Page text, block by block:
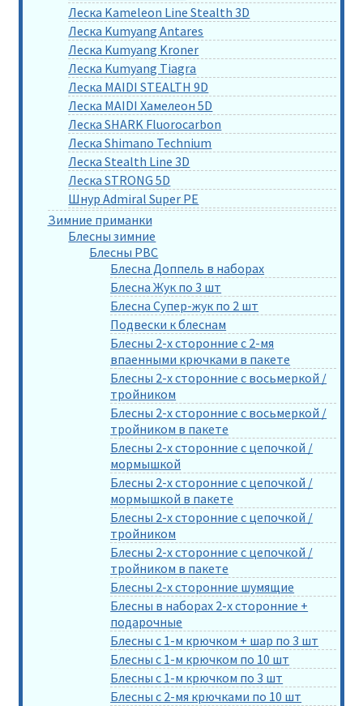
Леска Kameleon Line Stealth 3D
Леска Kumyang Antares
Леска Kumyang Kroner
Леска Kumyang Tiagra
Леска MAIDI STEALTH 9D
Леска MAIDI Хамелеон 5D
Леска SHARK Fluorocarbon
Леска Shimano Technium
Леска Stealth Line 3D
Леска STRONG 5D
Шнур Admiral Super PE
Зимние приманки
Блесны зимние
Блесны РВС
Блесна Доппель в наборах
Блесна Жук по 3 шт
Блесна Супер-жук по 2 шт
Подвески к блеснам
Блесны 2-х сторонние с 2-мя
впаенными крючками в пакете
Блесны 2-х сторонние с восьмеркой /
тройником
Блесны 2-х сторонние с восьмеркой /
тройником в пакете
Блесны 2-х сторонние с цепочкой /
мормышкой
Блесны 2-х сторонние с цепочкой /
мормышкой в пакете
Блесны 2-х сторонние с цепочкой /
тройником
Блесны 2-х сторонние с цепочкой /
тройником в пакете
Блесны 2-х сторонние шумящие
Блесны в наборах 2-х сторонние +
подарочные
Блесны с 1-м крючком + шар по 3 шт
Блесны с 1-м крючком по 10 шт
Блесны с 1-м крючком по 3 шт
Блесны с 2-мя крючками по 10 шт